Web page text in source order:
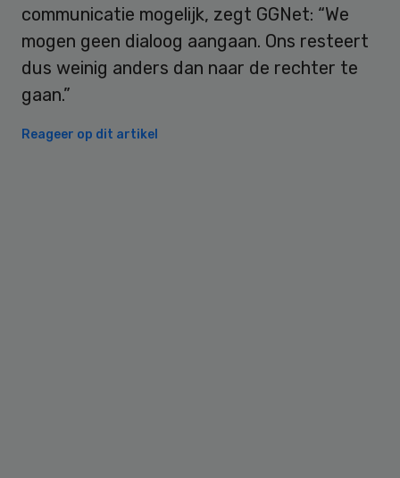
communicatie mogelijk, zegt GGNet: “We
mogen geen dialoog aangaan. Ons resteert
dus weinig anders dan naar de rechter te
gaan.”
Reageer op dit artikel